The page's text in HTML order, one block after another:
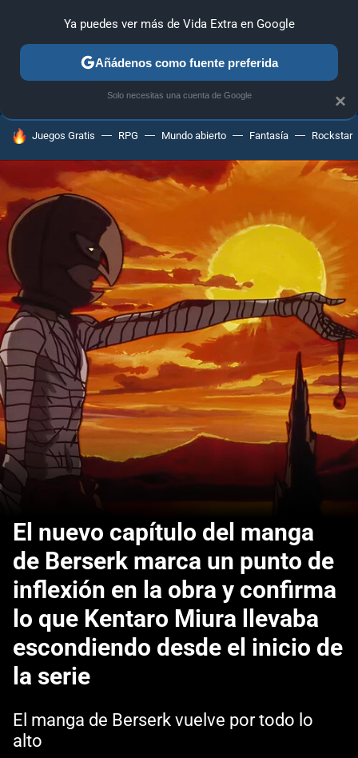
ANÁLISIS GUÍAS Y TRUCOS PC SONY NINTENDO
HOY SE HABLA DE
Juegos Gratis RPG Mundo abierto Fantasía Rockstar
El nuevo capítulo del manga
de Berserk marca un punto de
inflexión en la obra y confirma
lo que Kentaro Miura llevaba
escondiendo desde el inicio de
la serie
El manga de Berserk vuelve por todo lo
alto
×
Ya puedes ver más de Vida Extra en Google
Añádenos como fuente preferida
Solo necesitas una cuenta de Google